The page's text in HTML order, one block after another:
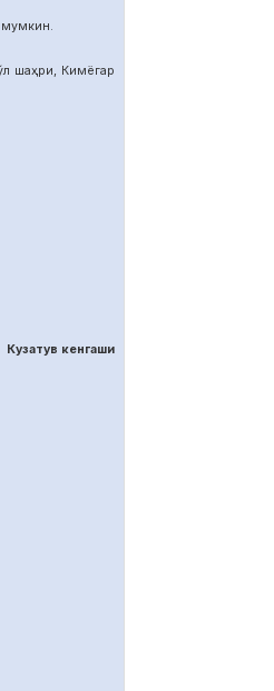
мумкин.
шаҳри, Кимёгар
Кузатув кенгаши